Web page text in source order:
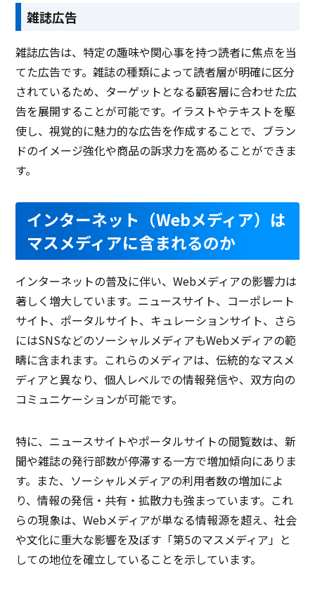
雑誌広告
雑誌広告は、特定の趣味や関心事を持つ読者に焦点を当
てた広告です。雑誌の種類によって読者層が明確に区分
されているため、ターゲットとなる顧客層に合わせた広
告を展開することが可能です。イラストやテキストを駆
使し、視覚的に魅力的な広告を作成することで、ブラン
ドのイメージ強化や商品の訴求力を高めることができま
す。
インターネット（Webメディア）は
マスメディアに含まれるのか
インターネットの普及に伴い、Webメディアの影響力は
著しく増大しています。ニュースサイト、コーポレート
サイト、ポータルサイト、キュレーションサイト、さら
にはSNSなどのソーシャルメディアもWebメディアの範
疇に含まれます。これらのメディアは、伝統的なマスメ
ディアと異なり、個人レベルでの情報発信や、双方向の
コミュニケーションが可能です。
特に、ニュースサイトやポータルサイトの閲覧数は、新
聞や雑誌の発行部数が停滞する一方で増加傾向にありま
す。また、ソーシャルメディアの利用者数の増加によ
り、情報の発信・共有・拡散力も強まっています。これ
らの現象は、Webメディアが単なる情報源を超え、社会
や文化に重大な影響を及ぼす「第5のマスメディア」と
しての地位を確立していることを示しています。